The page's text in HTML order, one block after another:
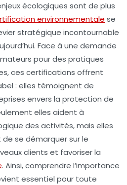
écologiques sont de plus
environnementale se
stratégique incontournable
Face à une demande
pour des pratiques
ces certifications offrent
: elles témoignent de
envers la protection de
elles aident à
des activités, mais elles
se démarquer sur le
clients et favoriser la
. Ainsi, comprendre l’importance
essentiel pour toute